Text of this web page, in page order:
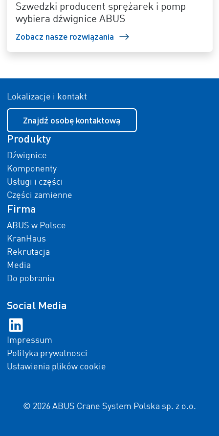
Szwedzki producent sprężarek i pomp
wybiera dźwignice ABUS
Zobacz nasze rozwiązania
Lokalizacje i kontakt
Znajdź osobę kontaktową
Produkty
Dźwignice
Komponenty
Usługi i części
Części zamienne
Firma
ABUS w Polsce
KranHaus
Rekrutacja
Media
Do pobrania
Social Media
Impressum
Polityka prywatnosci
Ustawienia plików cookie
© 2026 ABUS Crane System Polska sp. z o.o.